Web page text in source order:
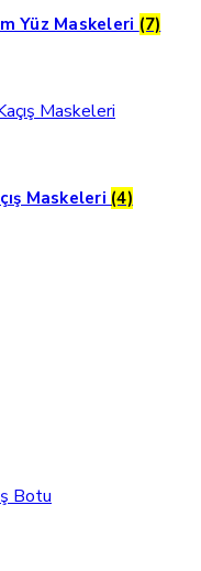
Yüz Maskeleri (7)
Maskeleri (4)